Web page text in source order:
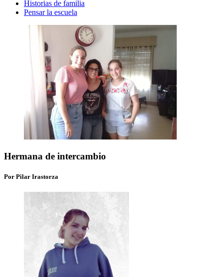
Historias de familia
Pensar la escuela
Hermana de intercambio
Por Pilar Irastorza